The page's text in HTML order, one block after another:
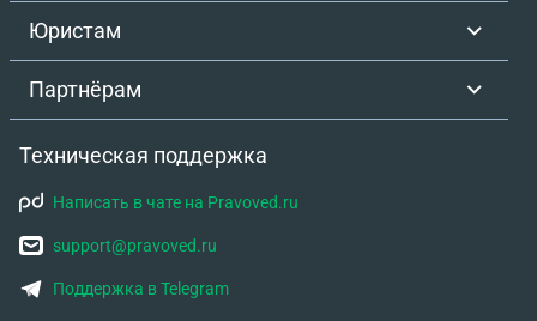
Юристам
Партнёрам
Техническая поддержка
Написать в чате на Pravoved.ru
support@pravoved.ru
Поддержка в Telegram